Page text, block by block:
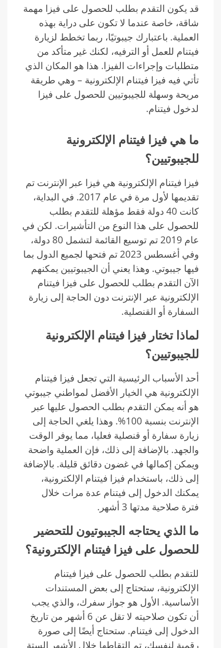
قد يكون التقدم بطلب للحصول على فيزا مهمة
شاقة، خاصة عندما لا تكون على دراية بهذه
العملية. باعتبارك جيبوتيًا، ربما تخطط لزيارة
فيتنام للعمل أو الترفيه، لكنك غير متأكد من
متطلبات وإجراءات الفيزا. هذا هو المكان الذي
تأتي فيه فيزا فيتنام الإلكترونية – وهي طريقة
مريحة وسهلة للجيبوتيين للحصول على فيزا
لدخول فيتنام.
ما هي فيزا فيتنام الإلكترونية
للجيبوتيين؟
فيزا فيتنام الإلكترونية هي فيزا عبر الإنترنت تم
تقديمها لأول مرة في عام 2017. في البداية،
كانت 40 دولة فقط مؤهلة للتقدم بطلب
للحصول على هذا النوع من التأشيرات. لكن في
عام 2019 تم توسيع القائمة لتشمل 80 دولة،
وفي أغسطس 2023 تم فتحها لجميع الدول بما
فيها جيبوتي. وهذا يعني أن الجيبوتيين يمكنهم
الآن التقدم بطلب للحصول على فيزا فيتنام
الإلكترونية عبر الإنترنت دون الحاجة إلى زيارة
السفارة أو القنصلية.
لماذا تختار فيزا فيتنام الإلكترونية
للجيبوتيين؟
أحد الأسباب الرئيسية التي تجعل فيزا فيتنام
الإلكترونية هي الخيار الأفضل لمواطني جيبوتي
هو أنه يمكن التقدم بطلب الحصول عليها عبر
الإنترنت بنسبة 100%. وهذا يلغي الحاجة إلى
زيارة سفارة أو قنصلية فعليا، مما يوفر الوقت
والجهد. بالإضافة إلى ذلك، فإن العملية واضحة
ويمكن إكمالها في غضون دقائق قليلة. بالإضافة
إلى ذلك، باستخدام فيزا فيتنام الإلكترونية،
يمكنك الدخول إلى فيتنام عدة مرات خلال
فترة صلاحية مدتها 3 أشهر.
ما الذي يحتاجه الجيبوتيون للتحضير
للحصول على فيزا فيتنام الإلكترونية؟
للتقدم بطلب للحصول على فيزا فيتنام
الإلكترونية، ستحتاج إلى بعض المستندات
الأساسية. الأول هو جواز سفرك، والذي يجب
أن تكون صلاحيته لا تقل عن 6 أشهر من تاريخ
الدخول إلى فيتنام. ستحتاج أيضًا إلى صورة
رقمية لنفسك، تم التقاطها خلال الأشهر الستة